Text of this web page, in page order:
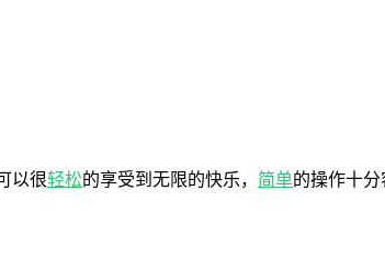
以很轻松的享受到无限的快乐， 简单的操作十